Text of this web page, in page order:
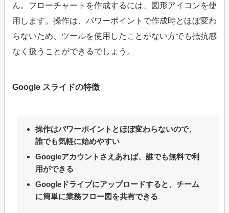
ん。フローチャートを作成するには、図形アイコンを使
用します。操作は、パワーポイントで作成時とほぼ変わ
らないため、ツールを使用したことがない方でも抵抗感
なく扱うことができるでしょう。
Google スライドの特徴
操作はパワーポイントとほぼ変わらないので、
誰でも気軽に始めやすい
Googleアカウントさえあれば、誰でも無料で利
用ができる
Googleドライブにアップロードすると、チーム
に簡単に業務フロー図を共有できる